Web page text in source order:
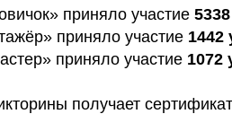
приняло участие
приняло участие 1442
приняло участие 1072
получает